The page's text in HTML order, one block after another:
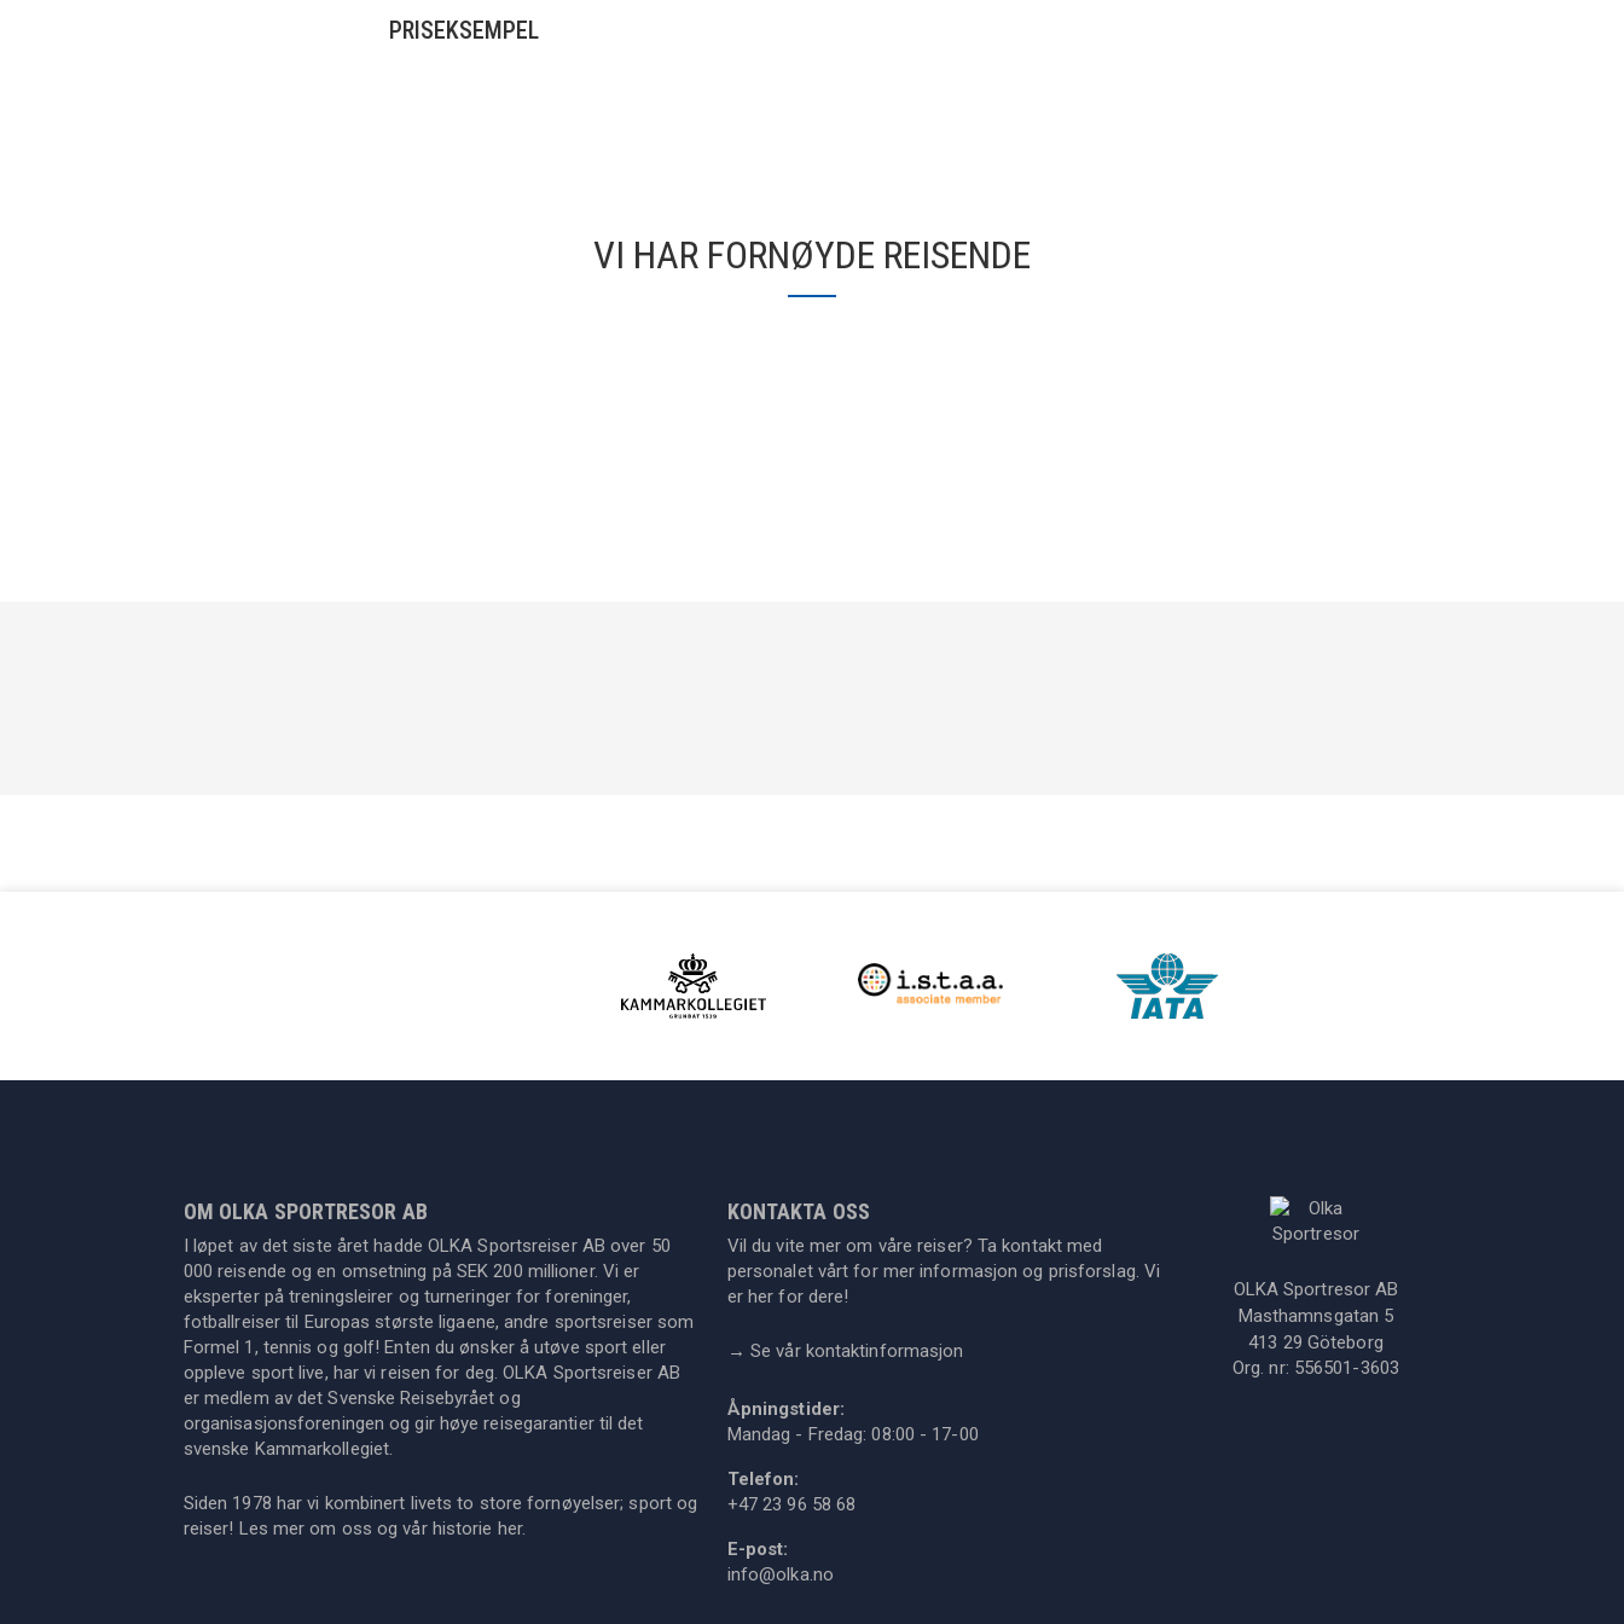
PRISEKSEMPEL
VI HAR FORNØYDE REISENDE
OM OLKA SPORTRESOR AB
I løpet av det siste året hadde OLKA Sportsreiser AB over 50
000 reisende og en omsetning på SEK 200 millioner. Vi er
eksperter på treningsleirer og turneringer for foreninger,
fotballreiser til Europas største ligaene, andre sportsreiser som
Formel 1, tennis og golf! Enten du ønsker å utøve sport eller
oppleve sport live, har vi reisen for deg. OLKA Sportsreiser AB
er medlem av det Svenske Reisebyrået og
organisasjonsforeningen og gir høye reisegarantier til det
svenske Kammarkollegiet.
Siden 1978 har vi kombinert livets to store fornøyelser; sport og
reiser! Les mer om oss og vår historie her.
KONTAKTA OSS
Vil du vite mer om våre reiser? Ta kontakt med
personalet vårt for mer informasjon og prisforslag. Vi
er her for dere!
→ Se vår kontaktinformasjon
Åpningstider:
Mandag - Fredag: 08:00 - 17-00
Telefon:
+47 23 96 58 68
E-post:
info@olka.no
OLKA Sportresor AB
Masthamnsgatan 5
413 29 Göteborg
Org. nr: 556501-3603